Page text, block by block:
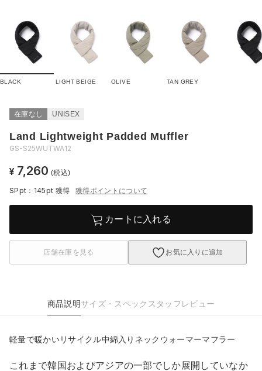
BLACK LIGHT BEIGE OLIVE TAN GREY
在庫なし UNISEX
Land Lightweight Padded Muffler
GS-S25WUTWA12
¥ 7,260 (税込)
SPpt：145pt 獲得 獲得ポイントについて
カートに入れる
店舗在庫を見る お気に入りに追加
商品説明サイズ・スペック スタッフレビュー
軽量で暖かいリサイクル中綿入りネックウォーマーマフラー
これまで韓国およびアジアの一部でしか展開していなか